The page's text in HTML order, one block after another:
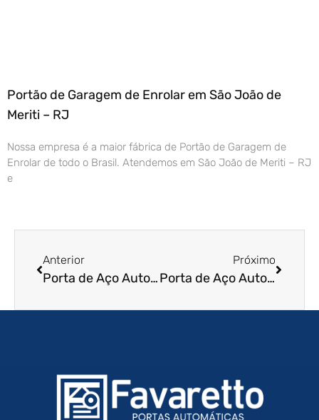
Portão de Garagem de Enrolar em São João de
Meriti – RJ
Nossa empresa é a maior fábrica de Portão de Garagem de
Enrolar de todo o Brasil. Atendemos em São João de Meriti – RJ
e
Anterior
Porta de Aço Automática em Caxias do Sul – RS
Próximo
Porta de Aço Automática em Jose Bonifácio – SP